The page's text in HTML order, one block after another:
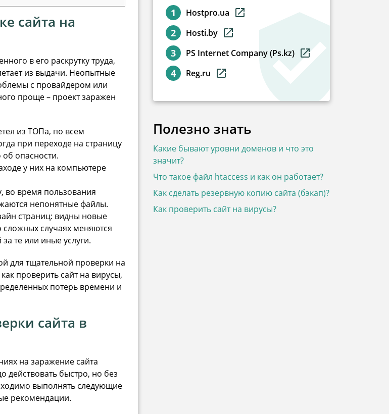
сайта на
в его раскрутку труда,
из выдачи. Неопытные
с провайдером или
проще ­– проект заражен
из ТОПа, по всем
при переходе на страницу
опасности.
у них на компьютере
во время пользования
непонятные файлы.
страниц: видны новые
случаях меняются
те или иные услуги.
для тщательной проверки на
проверить сайт на вирусы,
потерь времени и
сайта в
на заражение сайта
действовать быстро, но без
выполнять следующие
рекомендации.
Hostpro.ua
Hosti.by
PS Internet Company (Ps.kz)
Reg.ru
Полезно знать
Какие бывают уровни доменов и что это
значит?
Что такое файл htaccess и как он работает?
Как сделать резервную копию сайта (бэкап)?
Как проверить сайт на вирусы?